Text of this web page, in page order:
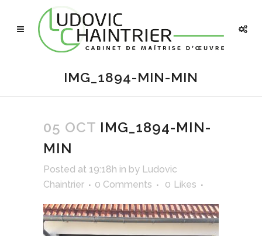
IMG_1894-MIN-MIN
05 OCT IMG_1894-MIN-
MIN
Posted at 19:18h in by Ludovic
Chaintrier
0 Comments 0 Likes